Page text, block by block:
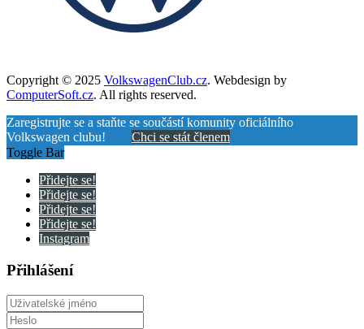
Copyright © 2025 VolkswagenClub.cz. Webdesign by
ComputerSoft.cz. All rights reserved.
Zaregistrujte se a staňte se součástí komunity oficiálního
Volkswagen clubu! Chci se stát členem
Toggle Bar
Přidejte se!
Přidejte se!
Přidejte se!
Přidejte se!
Instagram
Přihlášení